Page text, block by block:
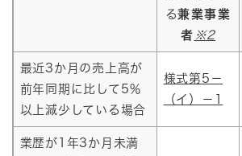
る兼業事業
者 ※2
最近3か月の売上高が
前年同期に比して5％
以上減少している場合
様式第5－
（イ）－1
業歴が1年3か月未満